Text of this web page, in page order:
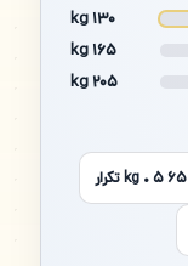
۱۳۰ kg
۱۶۵ kg
۲۰۵ kg
۶۵ kg • ۵ تکرار